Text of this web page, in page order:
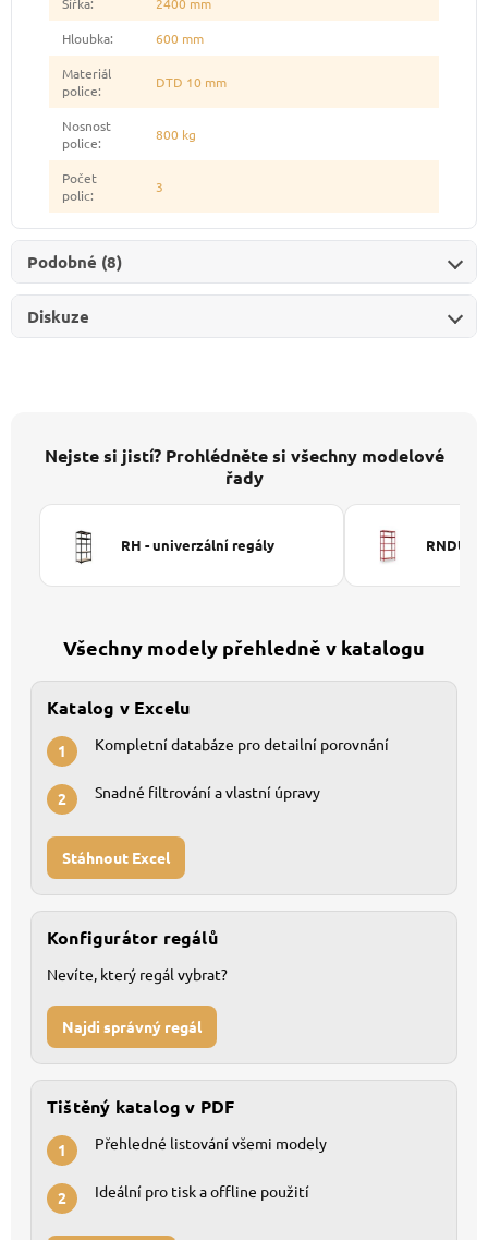
Hloubka:
600 mm
Materiál
police: DTD 10 mm
Nosnost
police: 800 kg
Počet
polic: 3
Podobné (8)
Diskuze
Nejste si jistí? Prohlédněte si všechny modelové
řady
RH - univerzální regály RNDU-
Všechny modely přehledně v katalogu
Katalog v Excelu
1 Kompletní databáze pro detailní porovnání
2 Snadné filtrování a vlastní úpravy
Stáhnout Excel
Konfigurátor regálů
Nevíte, který regál vybrat?
Najdi správný regál
Tištěný katalog v PDF
1 Přehledné listování všemi modely
2 Ideální pro tisk a offline použití